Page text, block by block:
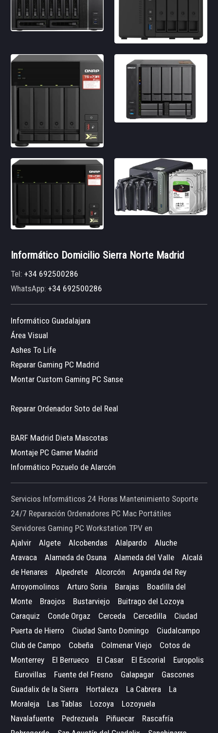
Informático Domicilio Sierra Norte Madrid
Tel:+34 692500286
WhatsApp:+34 692500286
Informático Guadalajara
Área Visual
Ashes To Life
Reparar Gaming PC Madrid
Montar Custom Gaming PC Sanse
Reparar Ordenador Soto del Real
BARF Madrid Dieta Mascotas
Montaje PC Gamer Madrid
Informático Pozuelo de Alarcón
Servicios Informáticos 24 Horas Mantenimiento Soporte
24/7 Reparación Ordenadores PC Mac Portátiles
Servidores Gaming PC Workstation TPV en
Ajalvir
Algete Alcobendas Alalpardo
Aluche
Aravaca
Alameda de Osuna Alameda del Valle
Alcalá
de Henares
Alpedrete Alcorcón
Arganda del Rey
Arroyomolinos
Arturo Soria Barajas
Boadilla del
Monte
Braojos Bustarviejo
Buitrago del Lozoya
Caraquiz
Conde Orgaz Cerceda Cercedilla
Ciudad
Puerta de Hierro
Ciudad Santo Domingo
Ciudalcampo
Club de Campo
Cobeña Colmenar Viejo
Cotos de
Monterrey
El Berrueco El Casar El Escorial
Europolis
Eurovillas
Fuente del Fresno Galapagar
Gascones
Guadalix de la Sierra
Hortaleza La Cabrera
La
Moraleja
Las Tablas Lozoya
Lozoyuela
Navalafuente
Pedrezuela Piñuecar
Rascafría